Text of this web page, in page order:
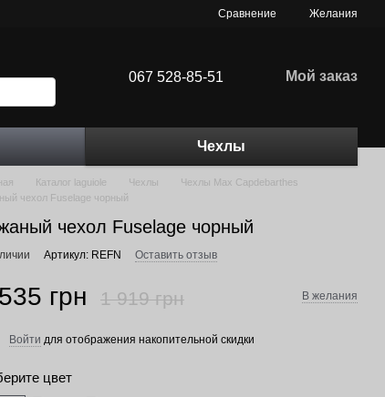
Сравнение Желания
067 528-85-51
Мой заказ
Чехлы
Каталог laguiole Чехлы
Чехлы Max Capdebarthes
чехол Fuselage чорный
чехол Fuselage чорный
Артикул: REFN Оставить отзыв
грн 1 919 грн В желания
Войти для отображения накопительной скидки
цвет